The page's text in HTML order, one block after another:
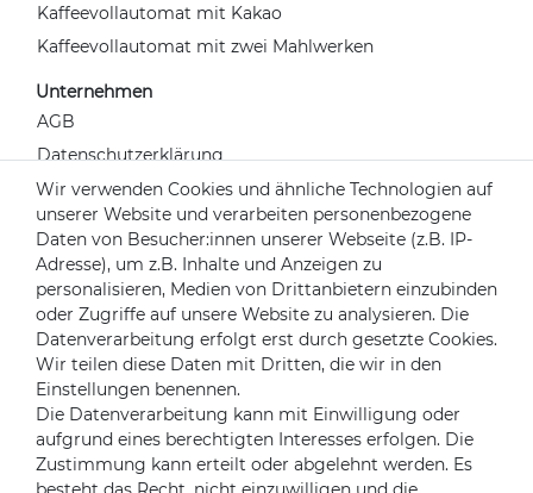
Kaffeevollautomat mit Kakao
Kaffeevollautomat mit zwei Mahlwerken
Unternehmen
AGB
Datenschutzerklärung
Widerrufsrecht
Impressum
Kontakt
Über uns
Mein Konto
Login
Registrieren
Versandpartner
Wir verwenden Cookies und ähnliche Technologien auf
unserer Website und verarbeiten personenbezogene
Daten von Besucher:innen unserer Webseite (z.B. IP-
Adresse), um z.B. Inhalte und Anzeigen zu
personalisieren, Medien von Drittanbietern einzubinden
oder Zugriffe auf unsere Website zu analysieren. Die
Datenverarbeitung erfolgt erst durch gesetzte Cookies.
Wir teilen diese Daten mit Dritten, die wir in den
Einstellungen benennen.
Die Datenverarbeitung kann mit Einwilligung oder
aufgrund eines berechtigten Interesses erfolgen. Die
Zustimmung kann erteilt oder abgelehnt werden. Es